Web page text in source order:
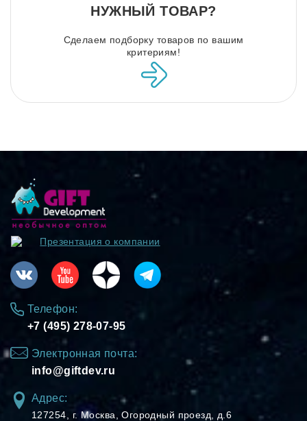
НУЖНЫЙ ТОВАР?
Сделаем подборку товаров по вашим
критериям!
Презентация о компании
Телефон:
+7 (495) 278-07-95
Электронная почта:
info@giftdev.ru
Адрес:
127254, ⁠г. Москва, Огородный проезд, д.6